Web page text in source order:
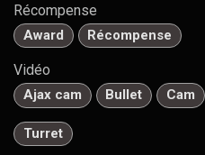
Récompense
Award Récompense
Vidéo
Ajax cam Bullet Cam
Turret